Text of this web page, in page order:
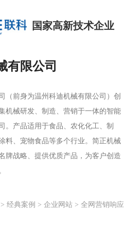
国家高新技术企业
有限公司
（前身为温州科迪机械有限公司）创
机械研发、制造、营销于一体的智能
。产品适用于食品、农化化工、制
料、宠物食品等多个行业。简正机械
牌战略、提供优质产品，为客户创造
> 经典案例 > 企业网站 > 全网营销响应